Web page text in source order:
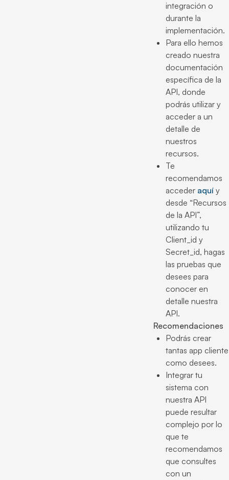
integración o
durante la
implementación.
Para ello hemos
creado nuestra
documentación
específica de la
API, donde
podrás utilizar y
acceder a un
detalle de
nuestros
recursos.
Te
recomendamos
acceder aquí y
desde “Recursos
de la API”,
utilizando tu
Client_id y
Secret_id, hagas
las pruebas que
desees para
conocer en
detalle nuestra
API.
Recomendaciones
Podrás crear
tantas app cliente
como desees.
Integrar tu
sistema con
nuestra API
puede resultar
complejo por lo
que te
recomendamos
que consultes
con un